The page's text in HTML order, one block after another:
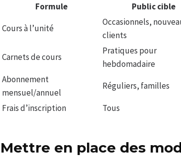
Formule Public cible
Cours à l’unité
Occasionnels,
clients
Carnets de cours
Pratiques pour
hebdomadaire
Abonnement
mensuel/annuel
Réguliers, familles
Frais d’inscription Tous
Mettre en place des